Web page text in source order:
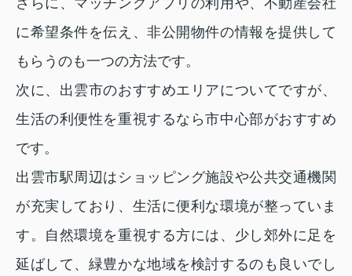
に希望条件を伝え、非公開物件の情報を提供して
もらうのも一つの方法です。
次に、出雲市のおすすめエリアについてですが、
生活の利便性を重視するなら市中心部がおすすめ
です。
出雲市駅周辺はショッピング施設や公共交通機関
が充実しており、生活に便利な環境が整っていま
す。自然環境を重視する方には、少し郊外に足を
延ばして、緑豊かな地域を検討するのも良いでし